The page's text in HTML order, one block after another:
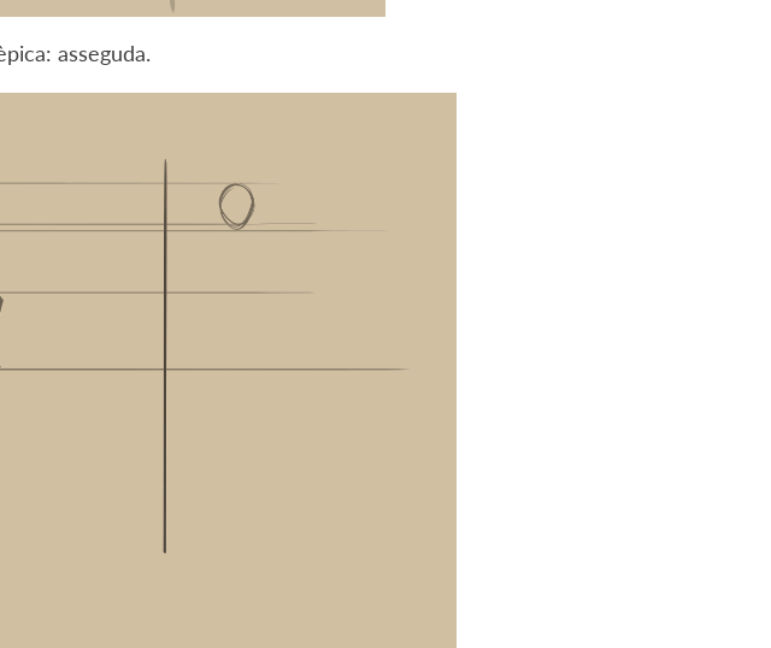
asseguda.